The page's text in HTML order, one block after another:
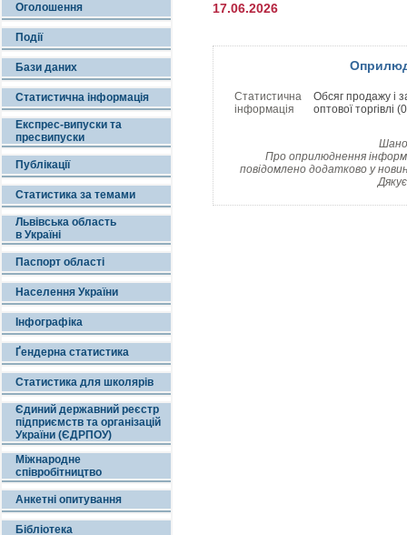
Оголошення
Події
Бази даних
Статистична інформація
Експрес-випуски та
пресвипуски
Публікації
Статистика за темами
Львівська область
в Україні
Паспорт області
Населення України
Інфографіка
Ґендерна статистика
Статистика для школярів
Єдиний державний реєстр
підприємств та організацій
України (ЄДРПОУ)
Міжнародне
співробітництво
Анкетні опитування
Бібліотека
17.06.2026
Статистична
інформація
Обсяг продажу і
оптової торгівлі
Про оприлюднення
повідомлено додатково у